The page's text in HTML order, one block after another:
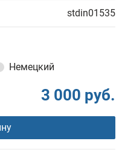
stdin01535
Немецкий
3 000 руб.